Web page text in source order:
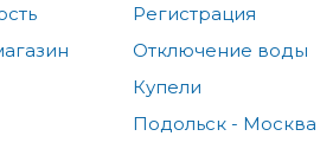
Регистрация
Отключение воды
Купели
Подольск - Москва